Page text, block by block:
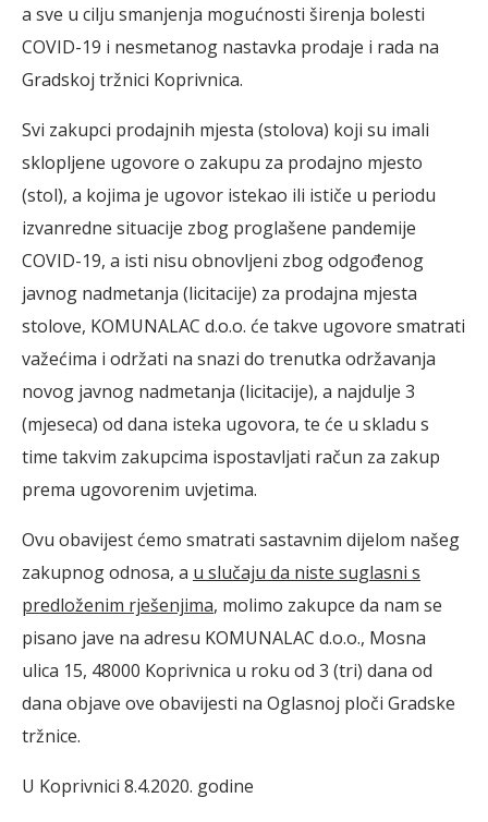
a sve u cilju smanjenja mogućnosti širenja bolesti
COVID-19 i nesmetanog nastavka prodaje i rada na
Gradskoj tržnici Koprivnica.
Svi zakupci prodajnih mjesta (stolova) koji su imali
sklopljene ugovore o zakupu za prodajno mjesto
(stol), a kojima je ugovor istekao ili ističe u periodu
izvanredne situacije zbog proglašene pandemije
COVID-19, a isti nisu obnovljeni zbog odgođenog
javnog nadmetanja (licitacije) za prodajna mjesta
stolove, KOMUNALAC d.o.o. će takve ugovore smatrati
važećima i održati na snazi do trenutka održavanja
novog javnog nadmetanja (licitacije), a najdulje 3
(mjeseca) od dana isteka ugovora, te će u skladu s
time takvim zakupcima ispostavljati račun za zakup
prema ugovorenim uvjetima.
Ovu obavijest ćemo smatrati sastavnim dijelom našeg
zakupnog odnosa, a u slučaju da niste suglasni s
predloženim rješenjima, molimo zakupce da nam se
pisano jave na adresu KOMUNALAC d.o.o., Mosna
ulica 15, 48000 Koprivnica u roku od 3 (tri) dana od
dana objave ove obavijesti na Oglasnoj ploči Gradske
tržnice.
U Koprivnici 8.4.2020. godine